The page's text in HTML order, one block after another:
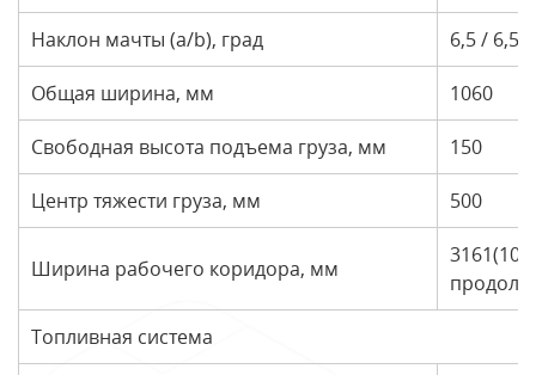
Наклон мачты (a/b), град 6,5 / 6,5
Общая ширина, мм 1060
Свободная высота подъема груза, мм 150
Центр тяжести груза, мм 500
Ширина рабочего коридора, мм
Топливная система